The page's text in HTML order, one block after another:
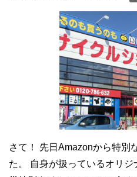
さて！ 先日Amazonから特別
た。 自身が扱っているオリ